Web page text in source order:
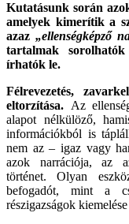
Kutatásunk során
amelyek kimerítik a
azaz „ellenségképző
tartalmak
írhatók le.
Félrevezetés,
eltorzítása. Az
alapot nélkülöző,
információkból is
nem az – igaz vagy
azok narrációja, az
történet. Olyan
befogadót, mint a
részigazságok